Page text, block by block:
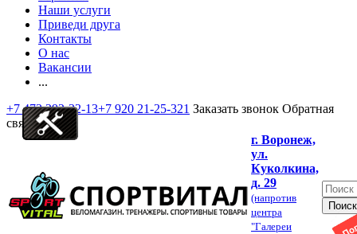
Наши услуги
Приведи друга
Контакты
О нас
Вакансии
...
+7 473 292-32-13+7 920 21-25-321 Заказать звонок Обратная
связь
г. Воронеж,
ул.
Куколкина,
д. 29
(напротив
центра
"Галереи